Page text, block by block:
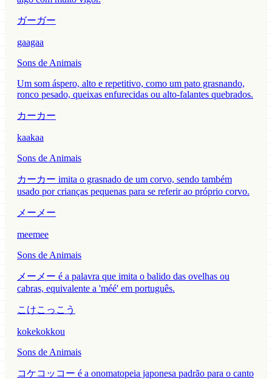
ガーガー
gaagaa
Sons de Animais
Um som áspero, alto e repetitivo, como um pato grasnando,
ronco pesado, queixas enfurecidas ou alto-falantes quebrados.
カーカー
kaakaa
Sons de Animais
カーカー imita o grasnado de um corvo, sendo também
usado por crianças pequenas para se referir ao próprio corvo.
メーメー
meemee
Sons de Animais
メーメー é a palavra que imita o balido das ovelhas ou
cabras, equivalente a 'méé' em português.
こけこっこう
kokekokkou
Sons de Animais
コケコッコー é a onomatopeia japonesa padrão para o canto